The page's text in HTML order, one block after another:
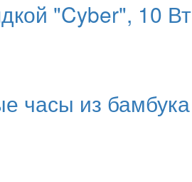
"Cyber", 10 Вт
часы из бамбука